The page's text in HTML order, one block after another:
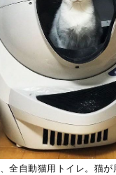
全自動猫用トイレ。猫